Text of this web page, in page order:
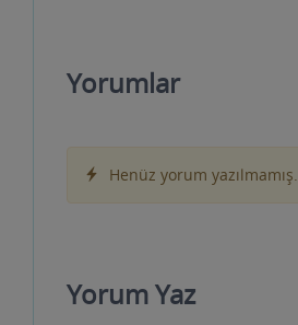
Yorumlar
Henüz yorum yazılmamış.
Yorum Yaz